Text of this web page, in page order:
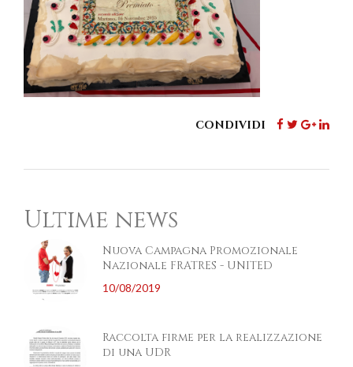
CONDIVIDI
Ultime news
Nuova Campagna Promozionale
Nazionale FRATRES - UNITED
10/08/2019
Raccolta firme per la realizzazione
di una UDR